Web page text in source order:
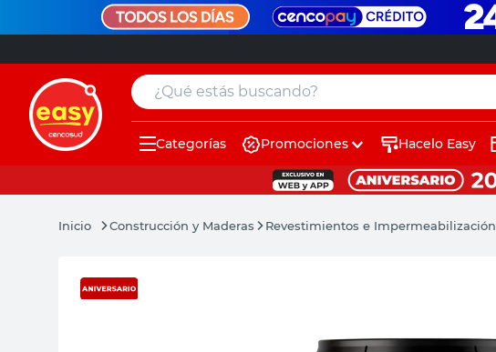
¿Qué estás buscando?
Categorías Promociones Hacelo Easy
Construcción y Maderas Revestimientos e Impermeabilización
muebles